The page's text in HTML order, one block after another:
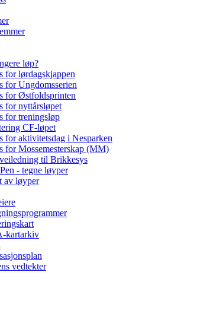
løp?
for lørdagskjappen
for Ungdomsserien
for Østfoldsprinten
for nyttårsløpet
for treningsløp
CF-løpet
for aktivitetsdag i Nesparken
for Mossemesterskap (MM)
til Brikkesys
- tegne løyper
av løyper
kartarkiv
vedtekter